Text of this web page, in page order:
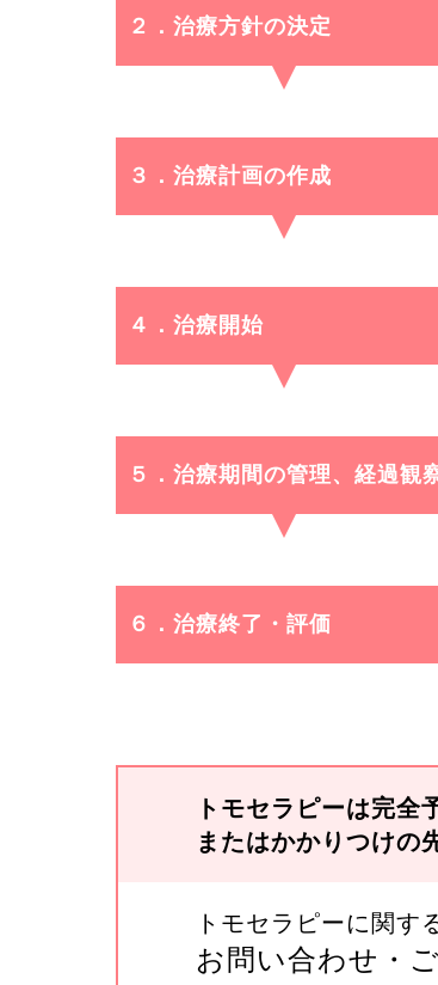
２．治療方針の決定
３．治療計画の作成
４．治療開始
５．治療期間の管理、経過観
６．治療終了・評価
トモセラピーは完全
またはかかりつけの
トモセラピーに関す
お問い合わせ・